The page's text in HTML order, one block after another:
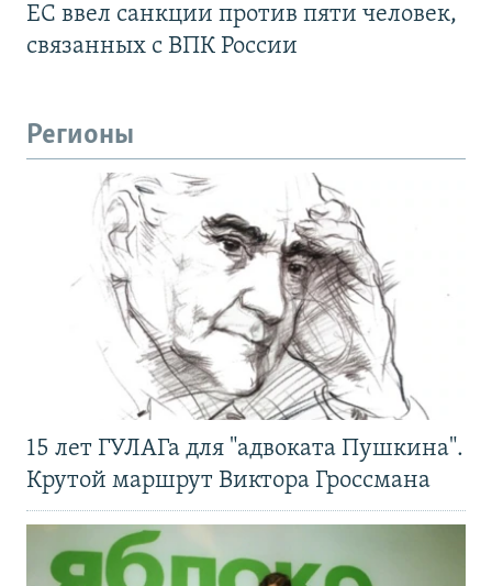
ЕС ввел санкции против пяти человек,
связанных с ВПК России
Регионы
15 лет ГУЛАГа для "адвоката Пушкина".
Крутой маршрут Виктора Гроссмана